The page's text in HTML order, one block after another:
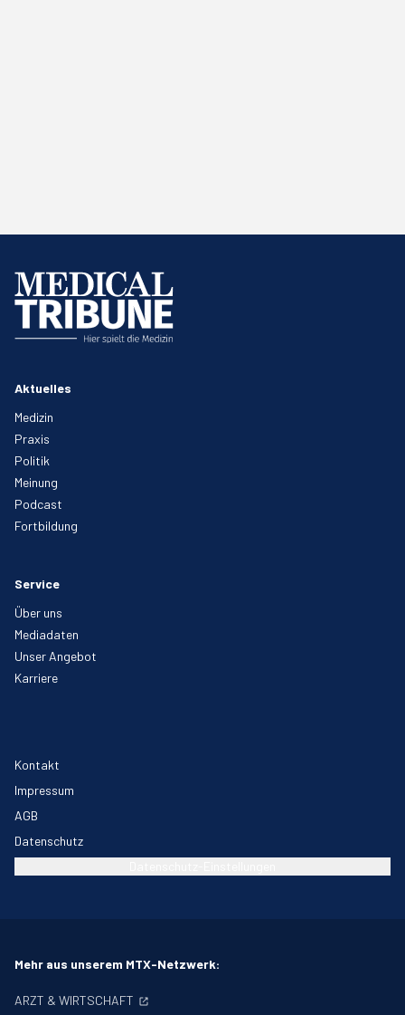
Aktuelles
Medizin
Praxis
Politik
Meinung
Podcast
Fortbildung
Service
Über uns
Mediadaten
Unser Angebot
Karriere
Kontakt
Impressum
AGB
Datenschutz
Mehr aus unserem MTX-Netzwerk:
ARZT & WIRTSCHAFT